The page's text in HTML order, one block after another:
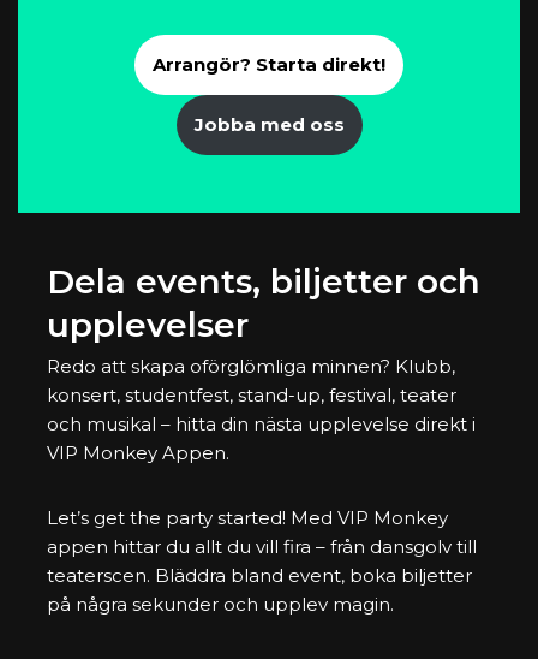
Arrangör? Starta direkt!
Jobba med oss
Dela events, biljetter och
upplevelser
Redo att skapa oförglömliga minnen? Klubb,
konsert, studentfest, stand-up, festival, teater
och musikal – hitta din nästa upplevelse direkt i
VIP Monkey Appen.
Let’s get the party started! Med VIP Monkey
appen hittar du allt du vill fira – från dansgolv till
teaterscen. Bläddra bland event, boka biljetter
på några sekunder och upplev magin.